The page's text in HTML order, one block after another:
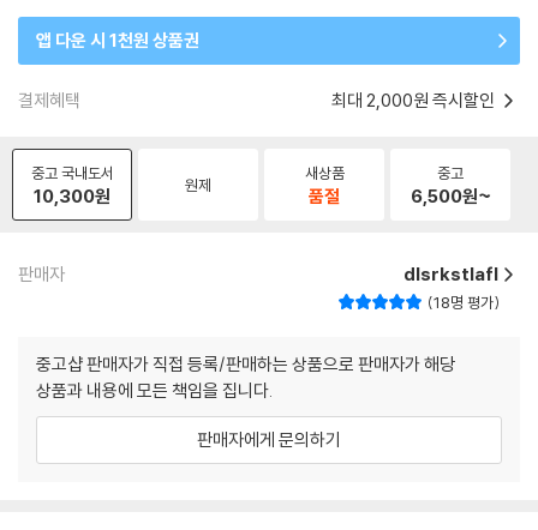
앱 다운 시 1천원 상품권
결제혜택 최대 2,000원 즉시할인
중고 국내도서
10,300원 원제
새상품
품절
중고
6,500원~
판매자 dlsrkstlafl
18명 평가
중고샵 판매자가 직접 등록/판매하는 상품으로 판매자가 해당
상품과 내용에 모든 책임을 집니다.
판매자에게 문의하기